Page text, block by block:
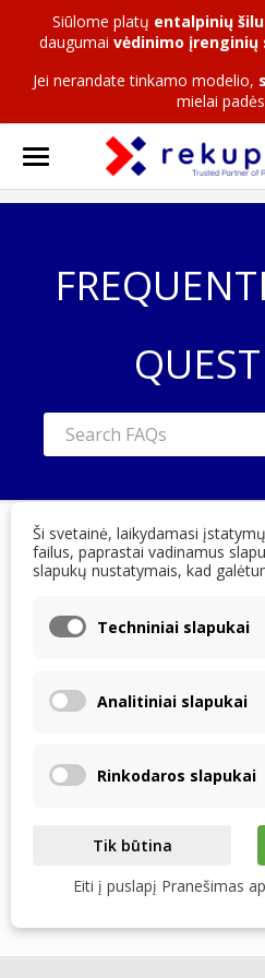
Siūlome platų entalpinių
daugumai vėdinimo įrenginių
Jei nerandate tinkamo modelio,
mielai
Pagrindinis FAQs Montavimas,
galiu pats įdiegti entalpinį šilumokaitį?
šilumokaitį?
Taip, montavimas nėra
savo vėdinimo įrenginio
šilumokaitį.
Ši svetainė, laikydamasi
failus, paprastai vadinamus
slapukų nustatymais, kad
Techniniai slapukai
Analitiniai slapukai
Rinkodaros slapukai
Tik būtina
Eiti į puslapį Pranešimas